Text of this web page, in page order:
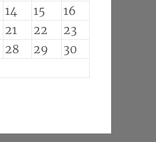
14 15
16
21 22
23
28 29
30